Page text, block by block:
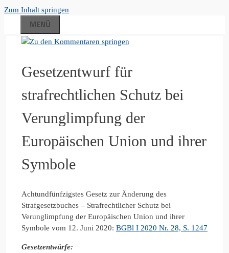
Zum Inhalt springen
MENÜ
Gesetzentwurf für
strafrechtlichen Schutz bei
Verunglimpfung der
Europäischen Union und ihrer
Symbole
Achtundfünfzigstes Gesetz zur Änderung des
Strafgesetzbuches – Strafrechtlicher Schutz bei
Verunglimpfung der Europäischen Union und ihrer
Symbole vom 12. Juni 2020: BGBl I 2020 Nr. 28, S. 1247
Gesetzentwürfe: